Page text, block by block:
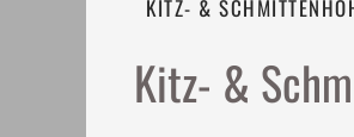
KITZ- &
Kitz- &